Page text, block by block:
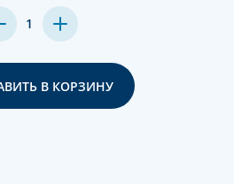
MENGE
VON
UNDEFINED
1
MENGE
VON
UNDEFINED
В КОРЗИНУ